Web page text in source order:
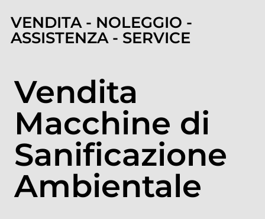
VENDITA - NOLEGGIO -
ASSISTENZA - SERVICE
Vendita
Macchine di
Sanificazione
Ambientale